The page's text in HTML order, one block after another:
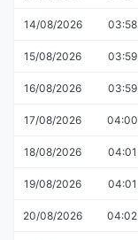
14/08/2026 03:58
15/08/2026 03:59
16/08/2026 03:59
17/08/2026 04:00
18/08/2026 04:01
19/08/2026 04:01
20/08/2026 04:02